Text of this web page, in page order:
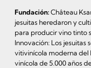
Fundación:Château
jesuitas heredaron y
para producir vino tinto
Innovación: Los jesuitas
vitivinícola moderna del
vinícola de 5.000 años